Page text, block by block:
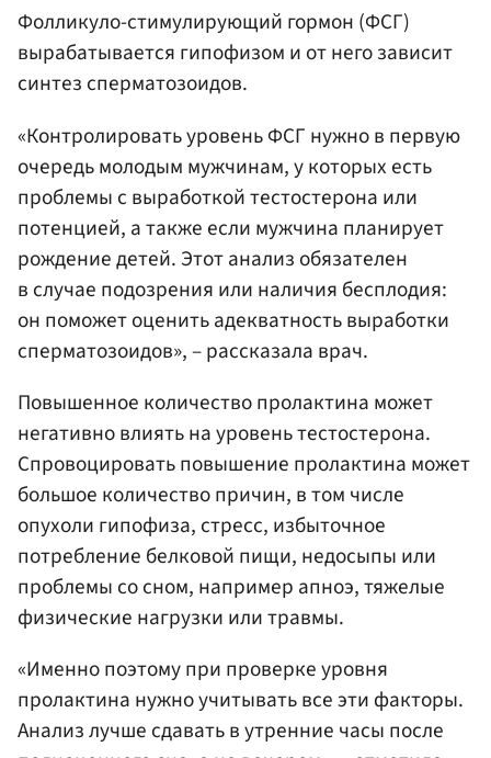
Фолликуло-стимулирующий гормон (ФСГ)
вырабатывается гипофизом и от него зависит
синтез сперматозоидов.
«Контролировать уровень ФСГ нужно в первую
очередь молодым мужчинам, у которых есть
проблемы с выработкой тестостерона или
потенцией, а также если мужчина планирует
рождение детей. Этот анализ обязателен
в случае подозрения или наличия бесплодия:
он поможет оценить адекватность выработки
сперматозоидов», – рассказала врач.
Повышенное количество пролактина может
негативно влиять на уровень тестостерона.
Спровоцировать повышение пролактина может
большое количество причин, в том числе
опухоли гипофиза, стресс, избыточное
потребление белковой пищи, недосыпы или
проблемы со сном, например апноэ, тяжелые
физические нагрузки или травмы.
«Именно поэтому при проверке уровня
пролактина нужно учитывать все эти факторы.
Анализ лучше сдавать в утренние часы после